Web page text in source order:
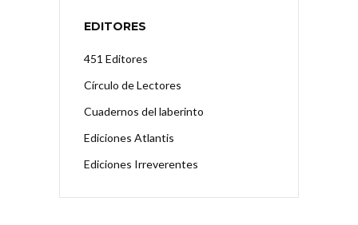
EDITORES
451 Editores
Círculo de Lectores
Cuadernos del laberinto
Ediciones Atlantis
Ediciones Irreverentes